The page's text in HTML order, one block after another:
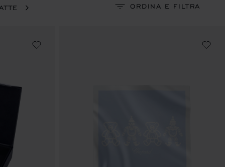
SET FORCHETTA E CUCCHIAIOORDINA E FILTRA